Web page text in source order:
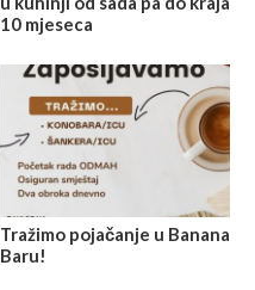
10 mjeseca
Tražimo pojačanje u Banana
Baru!